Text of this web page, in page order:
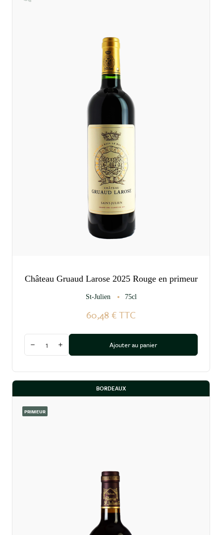
Château Gruaud Larose 2025 Rouge en primeur
St-Julien 75cl
60,48 €TTC
Diminuer la quantité
Augmenter la quantitéAjouter au panier
BORDEAUX
PRIMEUR